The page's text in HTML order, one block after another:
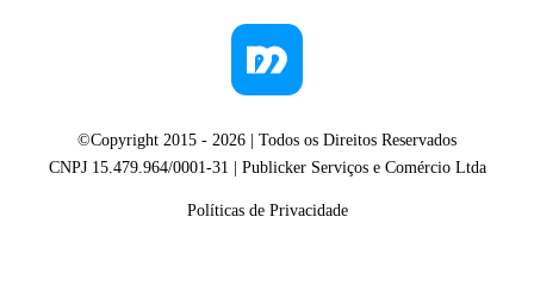
©Copyright 2015 - 2026 | Todos os Direitos Reservados
CNPJ 15.479.964/0001-31 | Publicker Serviços e Comércio Ltda
Políticas de Privacidade